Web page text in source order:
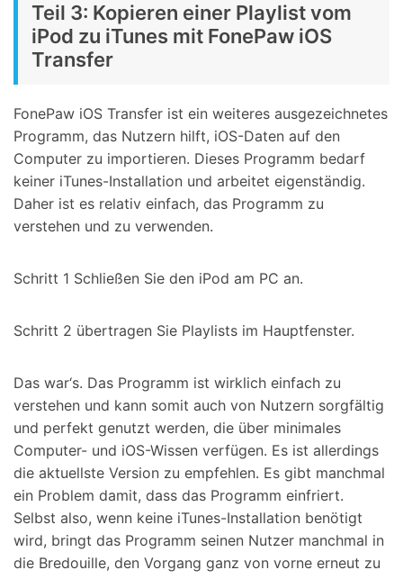
Teil 3: Kopieren einer Playlist vom
iPod zu iTunes mit FonePaw iOS
Transfer
FonePaw iOS Transfer ist ein weiteres ausgezeichnetes
Programm, das Nutzern hilft, iOS-Daten auf den
Computer zu importieren. Dieses Programm bedarf
keiner iTunes-Installation und arbeitet eigenständig.
Daher ist es relativ einfach, das Programm zu
verstehen und zu verwenden.
Schritt 1 Schließen Sie den iPod am PC an.
Schritt 2 übertragen Sie Playlists im Hauptfenster.
Das war‘s. Das Programm ist wirklich einfach zu
verstehen und kann somit auch von Nutzern sorgfältig
und perfekt genutzt werden, die über minimales
Computer- und iOS-Wissen verfügen. Es ist allerdings
die aktuellste Version zu empfehlen. Es gibt manchmal
ein Problem damit, dass das Programm einfriert.
Selbst also, wenn keine iTunes-Installation benötigt
wird, bringt das Programm seinen Nutzer manchmal in
die Bredouille, den Vorgang ganz von vorne erneut zu